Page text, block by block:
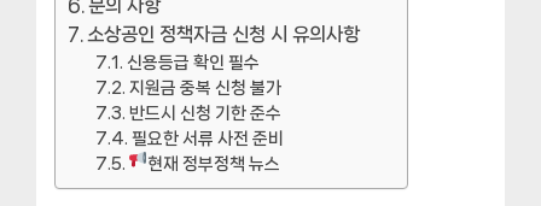
문의 사항
소상공인 정책자금 신청 시 유의사항
신용등급 확인 필수
지원금 중복 신청 불가
반드시 신청 기한 준수
필요한 서류 사전 준비
현재 정부정책 뉴스